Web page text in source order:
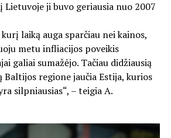
ji buvo geriausia nuo 2007
laiką auga sparčiau nei kainos,
metu infliacijos poveikis
galiai sumažėjo. Tačiau didžiausią
Baltijos regione jaučia Estija, kurios
silpniausias“, – teigia A.